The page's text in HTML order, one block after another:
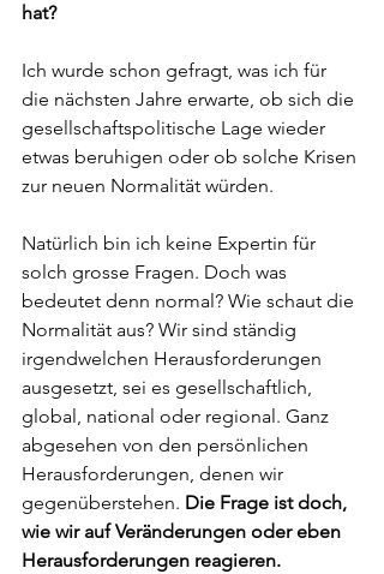
hat?
Ich wurde schon gefragt, was ich für
die nächsten Jahre erwarte, ob sich die
gesellschaftspolitische Lage wieder
etwas beruhigen oder ob solche Krisen
zur neuen Normalität würden.
Natürlich bin ich keine Expertin für
solch grosse Fragen. Doch was
bedeutet denn normal? Wie schaut die
Normalität aus? Wir sind ständig
irgendwelchen Herausforderungen
ausgesetzt, sei es gesellschaftlich,
global, national oder regional. Ganz
abgesehen von den persönlichen
Herausforderungen, denen wir
gegenüberstehen. Die Frage ist doch,
wie wir auf Veränderungen oder eben
Herausforderungen reagieren.